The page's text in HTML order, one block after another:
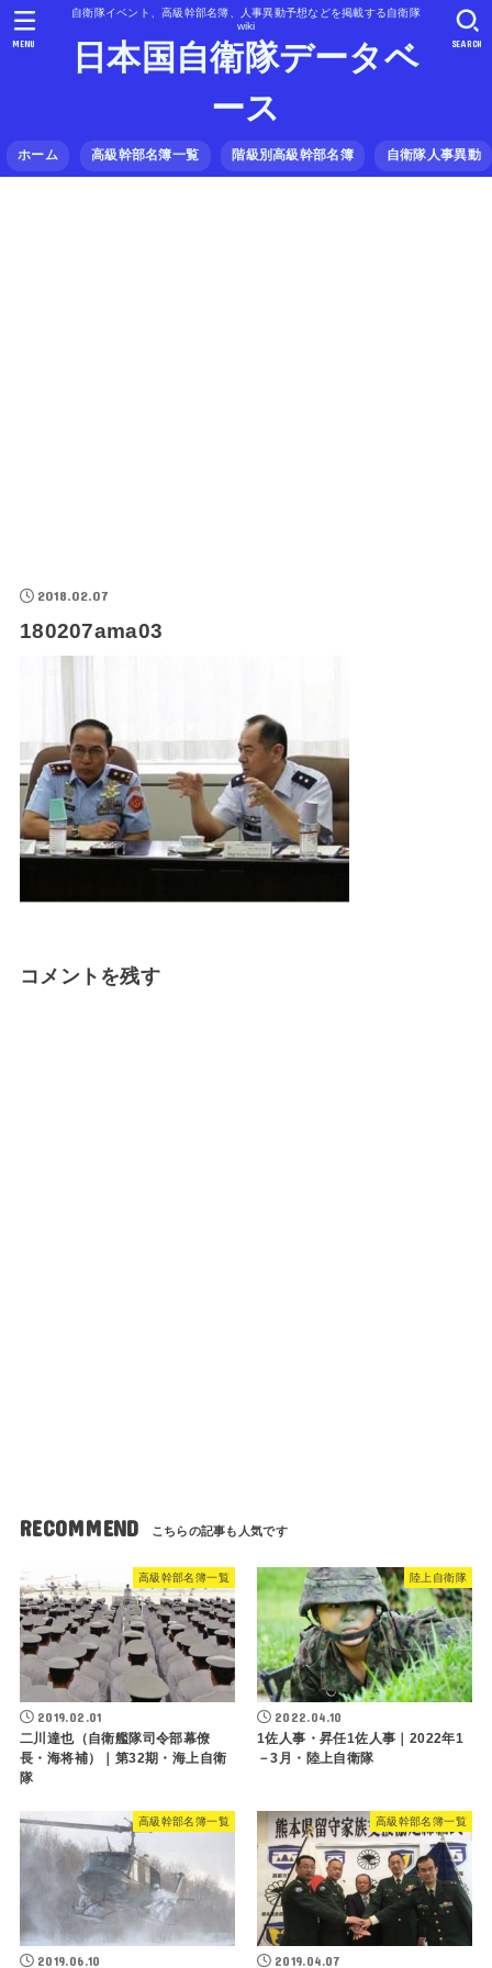
自衛隊イベント、高級幹部名簿、人事異動予想などを掲載する自衛隊
wiki
日本国自衛隊データベ
ース
ホーム 高級幹部名簿一覧 階級別高級幹部名簿 自衛隊人事異動
SEARCH
MENU
2018.02.07
180207ama03
コメントを残す
RECOMMEND
高級幹部名簿一覧
2019.02.01
二川達也（自衛艦隊司令部幕僚
長・海将補）｜第32期・海上自衛
隊
陸上自衛隊
2022.04.10
1佐人事・昇任1佐人事｜2022年1
－3月・陸上自衛隊
高級幹部名簿一覧
2019.06.10
高級幹部名簿一覧
2019.04.07